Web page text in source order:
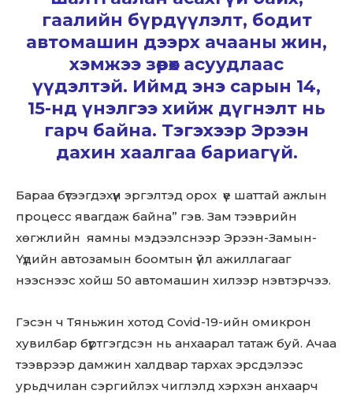
гаалийн бүрдүүлэлт, бодит
автомашин дээрх ачааны жин,
хэмжээ зөрөх асуудлаас
үүдэлтэй. Иймд энэ сарын 14,
15-нд үнэлгээ хийж дүгнэлт нь
гарч байна. Тэгэхээр Эрээн
дахин хаалгаа бариагүй.
Бараа бүтээгдэхүүн эргэлтэд орох үе шаттай ажлын
процесс явагдаж байна” гэв. Зам тээврийн
хөгжлийн яамны мэдээлснээр Эрээн-Замын-
Үүдийн автозамын боомтын үйл ажиллагааг
нээснээс хойш 50 автомашин хилээр нэвтэрчээ.
Гэсэн ч Тяньжин хотод Covid-19-ийн омикрон
хувилбар бүртгэгдсэн нь анхаарал татаж буй. Ачаа
тээврээр дамжин халдвар тархах эрсдэлээс
урьдчилан сэргийлэх чиглэлд хэрхэн анхаарч